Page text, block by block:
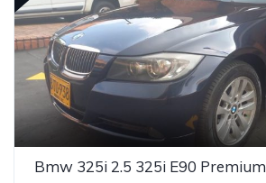
Bmw 325i 2.5 325i E90 Premium